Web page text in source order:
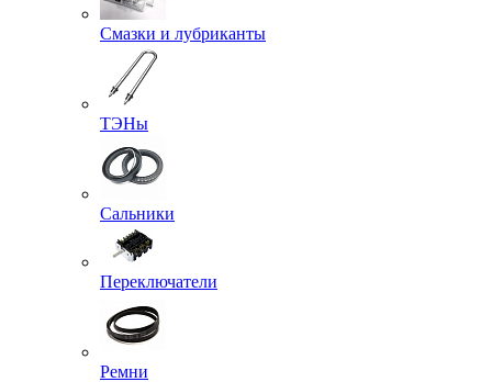
Смазки и лубриканты
ТЭНы
Сальники
Переключатели
Ремни